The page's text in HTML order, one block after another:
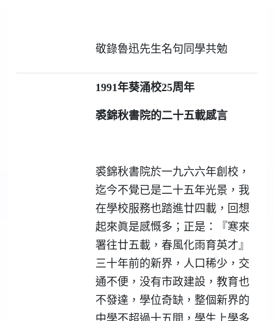
敬錄魯迅先生名句同學共勉
1991年葵涌校25周年
裘錦秋書院的二十五載感言
裘錦秋書院於一九六六年創校，
迄今不覺已是二十五年光景，我
在學校服務也踏進廿四載，回想
起來眞是感慨多；正是：『寒來
署往廿五載，春風化雨育英才』
三十年前的新界，人口稀少，交
通不便，没有市政建設，教育也
不發達，學位奇缺，整個新界的